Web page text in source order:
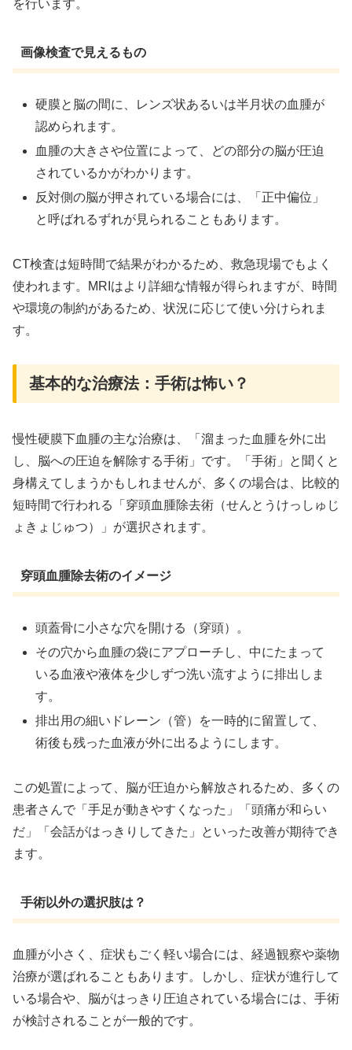
を行います。
画像検査で見えるもの
硬膜と脳の間に、レンズ状あるいは半月状の血腫が
認められます。
血腫の大きさや位置によって、どの部分の脳が圧迫
されているかがわかります。
反対側の脳が押されている場合には、「正中偏位」
と呼ばれるずれが見られることもあります。
CT検査は短時間で結果がわかるため、救急現場でもよく
使われます。MRIはより詳細な情報が得られますが、時間
や環境の制約があるため、状況に応じて使い分けられま
す。
基本的な治療法：手術は怖い？
慢性硬膜下血腫の主な治療は、「溜まった血腫を外に出
し、脳への圧迫を解除する手術」です。「手術」と聞くと
身構えてしまうかもしれませんが、多くの場合は、比較的
短時間で行われる「穿頭血腫除去術（せんとうけっしゅじ
ょきょじゅつ）」が選択されます。
穿頭血腫除去術のイメージ
頭蓋骨に小さな穴を開ける（穿頭）。
その穴から血腫の袋にアプローチし、中にたまって
いる血液や液体を少しずつ洗い流すように排出しま
す。
排出用の細いドレーン（管）を一時的に留置して、
術後も残った血液が外に出るようにします。
この処置によって、脳が圧迫から解放されるため、多くの
患者さんで「手足が動きやすくなった」「頭痛が和らい
だ」「会話がはっきりしてきた」といった改善が期待でき
ます。
手術以外の選択肢は？
血腫が小さく、症状もごく軽い場合には、経過観察や薬物
治療が選ばれることもあります。しかし、症状が進行して
いる場合や、脳がはっきり圧迫されている場合には、手術
が検討されることが一般的です。